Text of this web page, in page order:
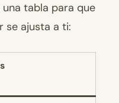
tabla para que
se ajusta a ti: